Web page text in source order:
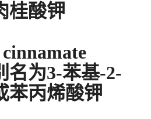
桂酸钾
名为3-苯基-2-
苯丙烯酸钾